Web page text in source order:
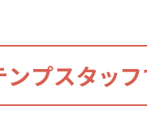
プスタッ